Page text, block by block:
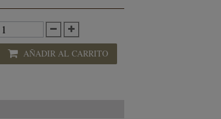
AÑADIR AL CARRITO